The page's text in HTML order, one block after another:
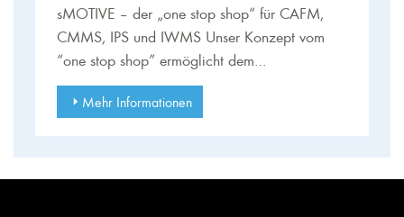
sMOTIVE – der „one stop shop“ für CAFM,
CMMS, IPS und IWMS Unser Konzept vom
“one stop shop” ermöglicht dem…
Mehr Informationen